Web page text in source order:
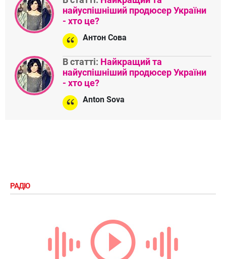
найуспішніший продюсер України
- хто це?
Антон Сова
В статті: Найкращий та
найуспішніший продюсер України
- хто це?
Anton Sova
РАДІО